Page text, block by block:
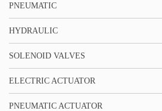
PNEUMATIC
HYDRAULIC
SOLENOID VALVES
ELECTRIC ACTUATOR
PNEUMATIC ACTUATOR